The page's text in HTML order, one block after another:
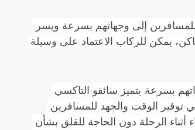
إلى وجهاتهم بسرعة ويسر.
يمكن للركاب الاعتماد على وسيلة
بسرعة. يتميز سائقو التاكسي
توفير الوقت والجهد للمسافرين.
أثناء الرحلة دون الحاجة للقلق بشأن